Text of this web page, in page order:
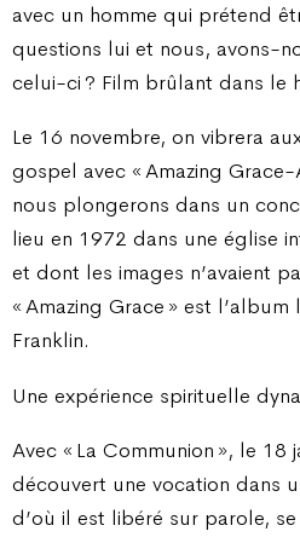
avec un homme qui prétend
questions lui et nous, avons-
celui-ci ? Film brûlant dans le
Le 16 novembre, on vibrera
gospel avec « Amazing
nous plongerons dans un
lieu en 1972 dans une église
et dont les images n’avaient
« Amazing Grace » est
Franklin.
Une expérience spirituelle
Avec « La Communion », le 18
découvert une vocation dans
d’où il est libéré sur parole,